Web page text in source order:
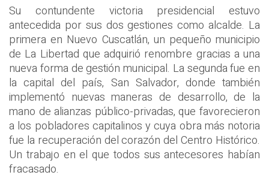
Su contundente victoria presidencial estuvo
antecedida por sus dos gestiones como alcalde. La
primera en Nuevo Cuscatlán, un pequeño municipio
de La Libertad que adquirió renombre gracias a una
nueva forma de gestión municipal. La segunda fue en
la capital del país, San Salvador, donde también
implementó nuevas maneras de desarrollo, de la
mano de alianzas público-privadas, que favorecieron
a los pobladores capitalinos y cuya obra más notoria
fue la recuperación del corazón del Centro Histórico.
Un trabajo en el que todos sus antecesores habían
fracasado.